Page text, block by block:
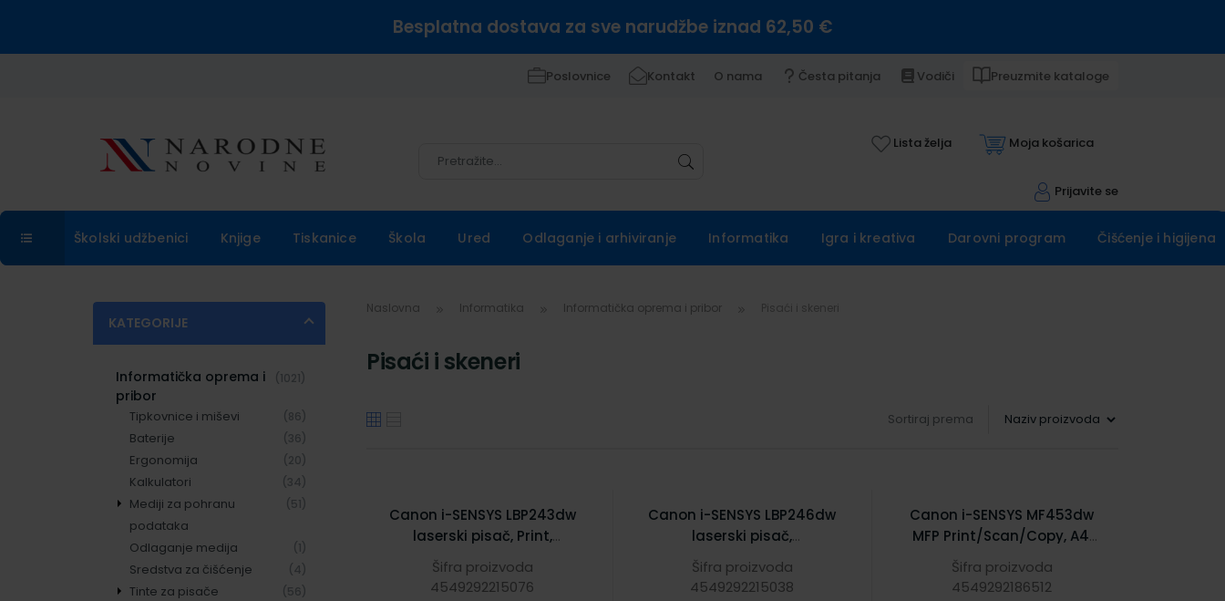
Besplatna dostava za sve narudžbe iznad 62,50 €
Poslovnice Kontakt O nama Česta pitanja Vodiči Preuzmite kataloge
Lista želja Moja košarica
Prijavite se
Školski udžbenici Knjige Tiskanice Škola Ured Odlaganje i arhiviranje Informatika Igra i kreativa Darovni program Čišćenje i higijena
KATEGORIJE
Informatička oprema i
pribor
(1021)
Tipkovnice i miševi (86)
Baterije (36)
Ergonomija (20)
Kalkulatori (34)
Mediji za pohranu
podataka
(51)
CD mediji (4)
DVD mediji (9)
USB memorije (16)
Odlaganje medija (1)
Sredstva za čišćenje (4)
Tinte za pisače (56)
Naslovna Informatika Informatička oprema i pribor
Pisaći i skeneri
Sortiraj prema
Canon i-SENSYS LBP243dw
laserski pisač, Print,
1200x1200 dpi, 36 str./min.,
1GB, USB 2.0/WiFi
Šifra proizvoda
4549292215076
Canon i-SENSYS LBP246dw
laserski pisač,
1200×1200dpi, 40 str./min.,
1GB, USB/LAN/WiFi
Šifra proizvoda
4549292215038
Canon i-SENSYS MF453dw
MFP Print/Scan/Copy, A4,
1200×1200dpi, 38 str./min.,
duplex, 1GB, USB2.0/WiFi
Šifra proizvoda
4549292186512